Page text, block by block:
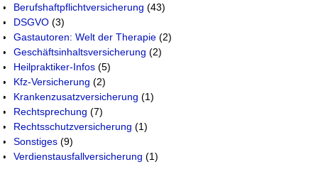
Berufshaftpflichtversicherung (43)
DSGVO (3)
Gastautoren: Welt der Therapie (2)
Geschäftsinhaltsversicherung (2)
Heilpraktiker-Infos (5)
Kfz-Versicherung (2)
Krankenzusatzversicherung (1)
Rechtsprechung (7)
Rechtsschutzversicherung (1)
Sonstiges (9)
Verdienstausfallversicherung (1)